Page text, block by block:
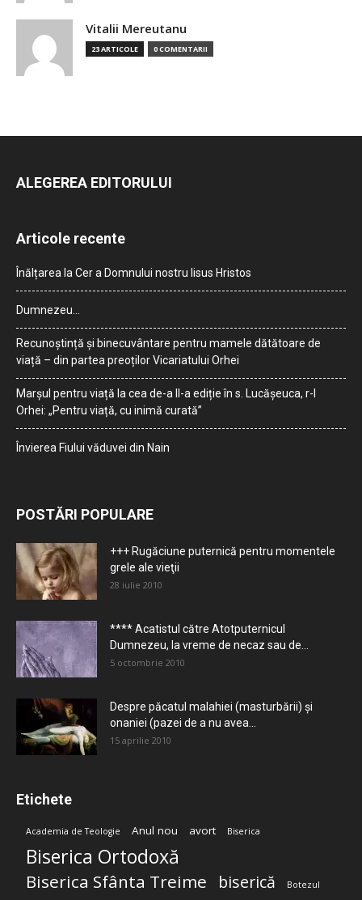
Vitalii Mereutanu
23 ARTICOLE 0 COMENTARII
ALEGEREA EDITORULUI
Articole recente
Înălțarea la Cer a Domnului nostru Iisus Hristos
Dumnezeu…
Recunoștință și binecuvântare pentru mamele dătătoare de
viață – din partea preoților Vicariatului Orhei
Marșul pentru viață la cea de-a II-a ediție în s. Lucășeuca, r-l
Orhei: „Pentru viață, cu inimă curată”
Învierea Fiului văduvei din Nain
POSTĂRI POPULARE
+++ Rugăciune puternică pentru momentele
grele ale vieţii
28 iulie 2010
**** Acatistul către Atotputernicul
Dumnezeu, la vreme de necaz sau de...
5 octombrie 2010
Despre păcatul malahiei (masturbării) şi
onaniei (pazei de a nu avea...
15 aprilie 2010
Etichete
Academia de Teologie Anul nou avort Biserica
Biserica Ortodoxă
Biserica Sfânta Treime biserică Botezul